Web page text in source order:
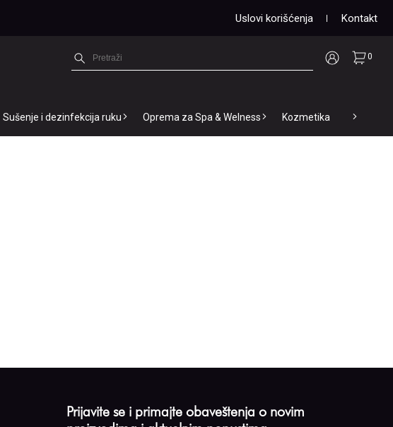
Uslovi korišćenja Kontakt
0
Sušenje i dezinfekcija ruku Oprema za Spa & Welness Kozmetika
Prijavite se i primajte obaveštenja o novim